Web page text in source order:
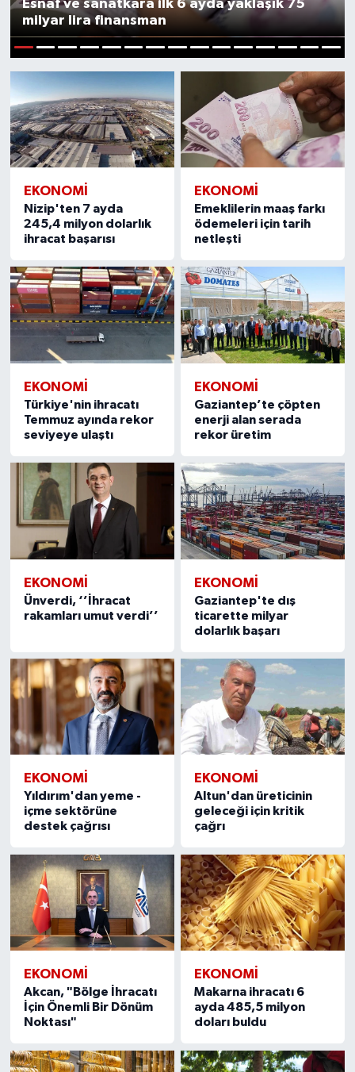
Esnaf ve sanatkara ilk 6 ayda yaklaşık 75
milyar lira finansman
EKONOMI
Nizip'ten 7 ayda
245,4 milyon dolarlık
ihracat başarısı
EKONOMI
Emeklilerin maaş farkı
ödemeleri için tarih
netleşti
EKONOMI
Türkiye'nin ihracatı
Temmuz ayında rekor
seviyeye ulaştı
EKONOMI
Gaziantep’te çöpten
enerji alan serada
rekor üretim
EKONOMI
Ünverdi, ‘’İhracat
rakamları umut verdi’’
EKONOMI
Gaziantep'te dış
ticarette milyar
dolarlık başarı
EKONOMI
Yıldırım'dan yeme -
içme sektörüne
destek çağrısı
EKONOMI
Altun'dan üreticinin
geleceği için kritik
çağrı
EKONOMI
Akcan, "Bölge İhracatı
İçin Önemli Bir Dönüm
Noktası"
EKONOMI
Makarna ihracatı 6
ayda 485,5 milyon
doları buldu
Müzik
Piyasa
Resmi İlanlar
Sağlık
Sinemalar
Siyaset
Spor
Teknoloji
Türkiye
Video Haber
Yaşam
Yeme-İçme
Yemek